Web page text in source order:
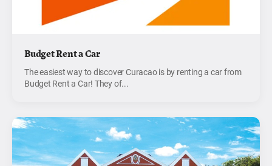
Budget Rent a Car
The easiest way to discover Curacao is by renting a car from
Budget Rent a Car! They of...